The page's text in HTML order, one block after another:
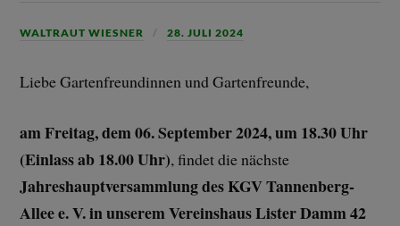
WALTRAUT WIESNER 28. JULI 2024
Liebe Gartenfreundinnen und Gartenfreunde,
am Freitag, dem 06. September 2024, um 18.30 Uhr
(Einlass ab 18.00 Uhr), findet die nächste
Jahreshauptversammlung des KGV Tannenberg-
Allee e. V. in unserem Vereinshaus Lister Damm 42